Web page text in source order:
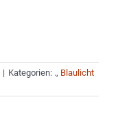
| Kategorien: ., Blaulicht